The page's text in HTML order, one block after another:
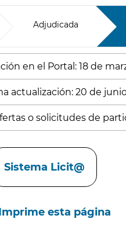
Adjudicada
en el Portal: 18 de
actualización: 20 de
o solicitudes de
Sistema Licit@
esta página